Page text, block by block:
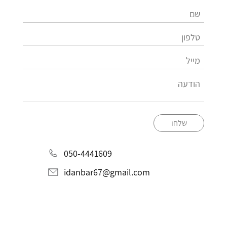
שלחו
050-4441609
idanbar67@gmail.com